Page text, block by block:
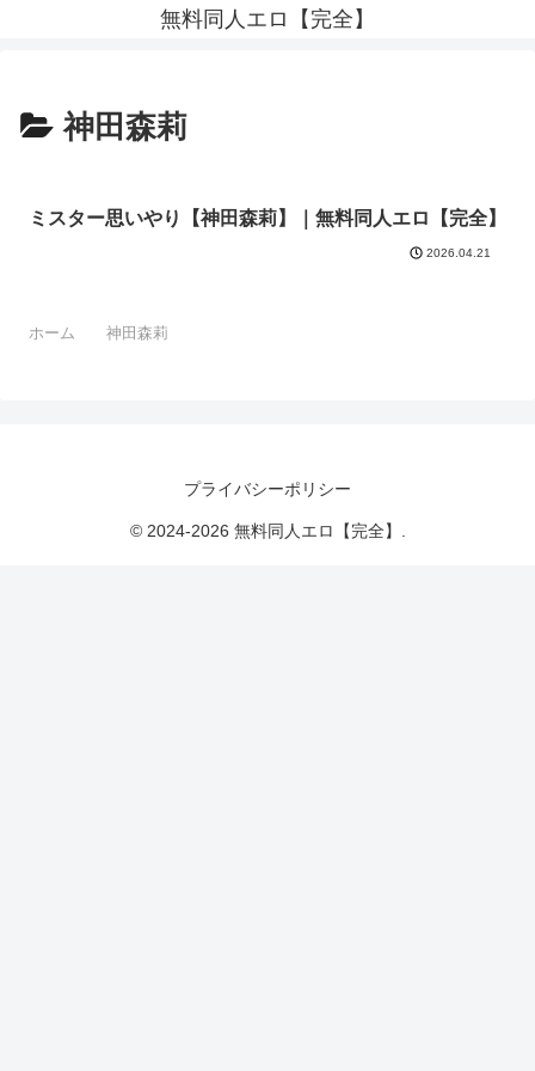
無料同人エロ【完全】
神田森莉
ミスター思いやり【神田森莉】｜無料同人エロ【完全】
2026.04.21
ホーム 神田森莉
プライバシーポリシー
© 2024-2026 無料同人エロ【完全】.